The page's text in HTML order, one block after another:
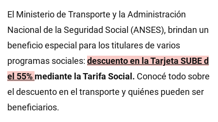
El Ministerio de Transporte y la Administración
Nacional de la Seguridad Social (ANSES), brindan un
beneficio especial para los titulares de varios
programas sociales: descuento en la Tarjeta SUBE d
el 55% mediante la Tarifa Social. Conocé todo sobre
el descuento en el transporte y quiénes pueden ser
beneficiarios.